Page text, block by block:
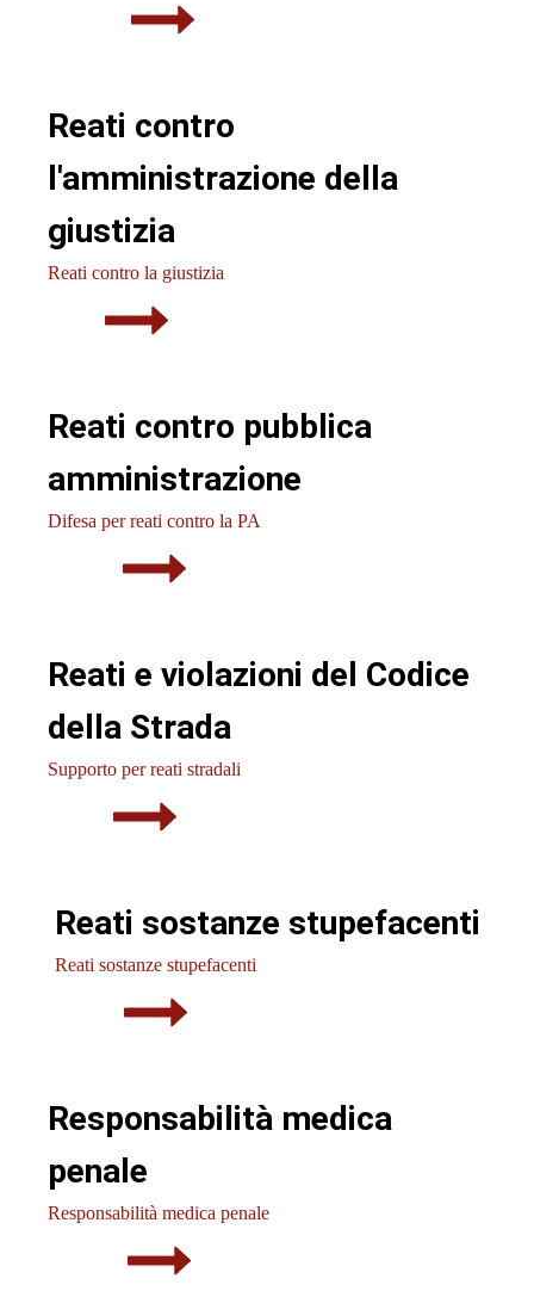
Reati contro
l'amministrazione della
giustizia
Reati contro la giustizia
Reati contro pubblica
amministrazione
Difesa per reati contro la PA
Reati e violazioni del Codice
della Strada
Supporto per reati stradali
Reati sostanze stupefacenti
Reati sostanze stupefacenti
Responsabilità medica
penale
Responsabilità medica penale